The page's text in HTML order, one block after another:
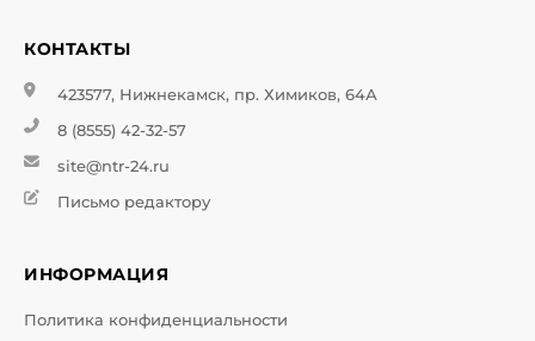
КОНТАКТЫ
423577, Нижнекамск, пр. Химиков, 64А
8 (8555) 42-32-57
site@ntr-24.ru
Письмо редактору
ИНФОРМАЦИЯ
Политика конфиденциальности